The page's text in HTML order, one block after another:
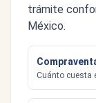
trámite
México.
Cuánto cuesta